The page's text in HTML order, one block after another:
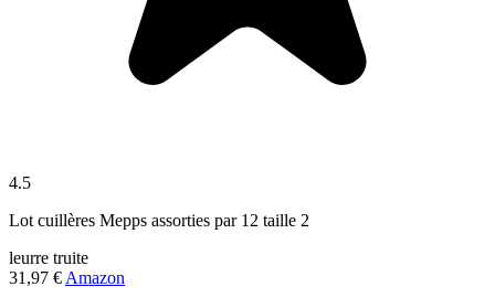
4.5
Lot cuillères Mepps assorties par 12 taille 2
leurre truite
31,97 € Amazon